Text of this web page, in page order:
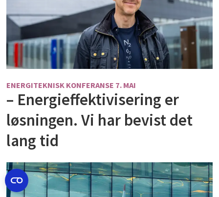
ENERGITEKNISK KONFERANSE 7. MAI
– Energieffektivisering er
løsningen. Vi har bevist det
lang tid